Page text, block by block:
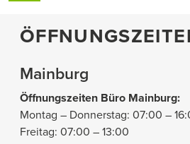
Mainburg
Öffnungszeiten Büro Mainburg:
Montag – Donnerstag: 07:00 –
Freitag: 07:00 – 13:00